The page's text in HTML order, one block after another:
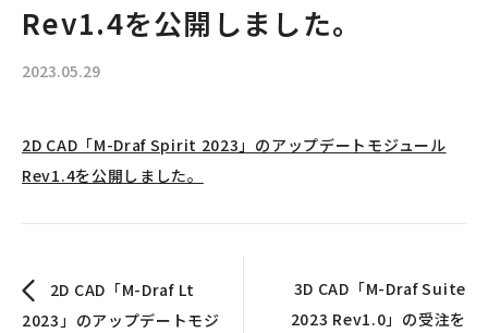
Rev1.4を公開しました。
2023.05.29
2D CAD「M-Draf Spirit 2023」のアップデートモジュール
Rev1.4を公開しました。
2D CAD「M-Draf Lt
2023」のアップデートモジ
3D CAD「M-Draf Suite
2023 Rev1.0」の受注を